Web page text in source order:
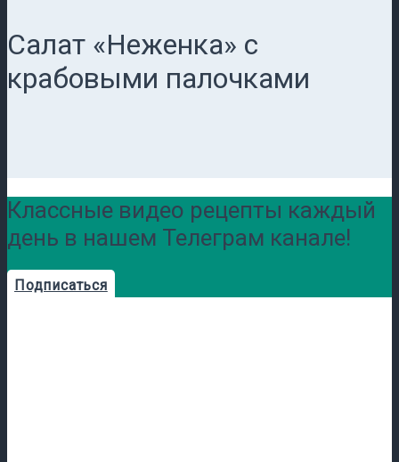
Салат «Неженка» с
крабовыми палочками
Классные видео рецепты каждый
день в нашем Телеграм канале!
Подписаться